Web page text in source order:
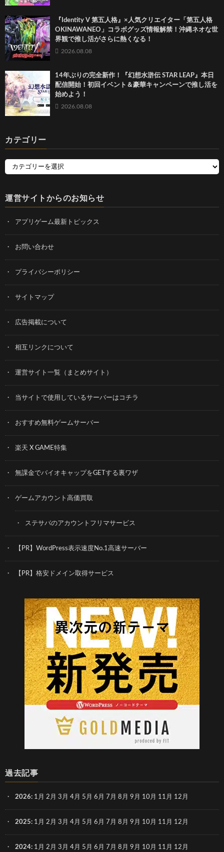
『Identity V 第五人格』×人気クリエイター「第五人格
OKINAWANEO」コラボグッズ情報解禁！沖縄ネオな世
界観で推し活がさらに熱くなる！
2026.08.08
14年ぶりの完全新作！『幻想水滸伝 STAR LEAP』本日
配信開始！初回イベント＆豪華キャンペーンで推し活を
始めよう！
2026.08.08
カテゴリー
運営サイトからのお知らせ
アプリゲーム最新トピックス
お問い合わせ
プライバシーポリシー
サイトマップ
広告掲載について
相互リンクについて
運営サイト一覧（まとめサイト）
当サイトで使用しているサーバーはコチラ
おすすめ無料ゲームサーバー
楽天 X GAME特集
無課金でバイオキャップをGETする裏ワザ
ゲームアカウント高価買取
ステサバのアカウントフリマサービス
【PR】WordPress表示速度No.1高速サーバー
【PR】格安ドメイン取得サービス
過去記事
2026: 1月 2月 3月 4月 5月 6月 7月 8月 9月 10月 11月 12月
2025: 1月 2月 3月 4月 5月 6月 7月 8月 9月 10月 11月 12月
2024: 1月 2月 3月 4月 5月 6月 7月 8月 9月 10月 11月 12月